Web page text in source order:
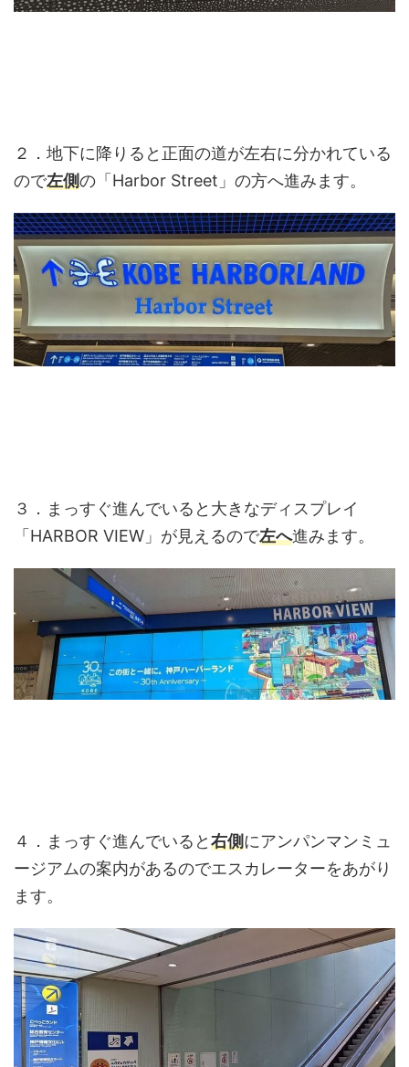
２．地下に降りると正面の道が左右に分かれている
ので左側の「Harbor Street」の方へ進みます。
３．まっすぐ進んでいると大きなディスプレイ
「HARBOR VIEW」が見えるので左へ進みます。
４．まっすぐ進んでいると右側にアンパンマンミュ
ージアムの案内があるのでエスカレーターをあがり
ます。